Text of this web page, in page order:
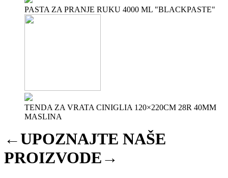
PASTA ZA PRANJE RUKU 4000 ML "BLACKPASTE"
TENDA ZA VRATA CINIGLIA 120×220CM 28R 40MM
MASLINA
←UPOZNAJTE NAŠE
PROIZVODE→